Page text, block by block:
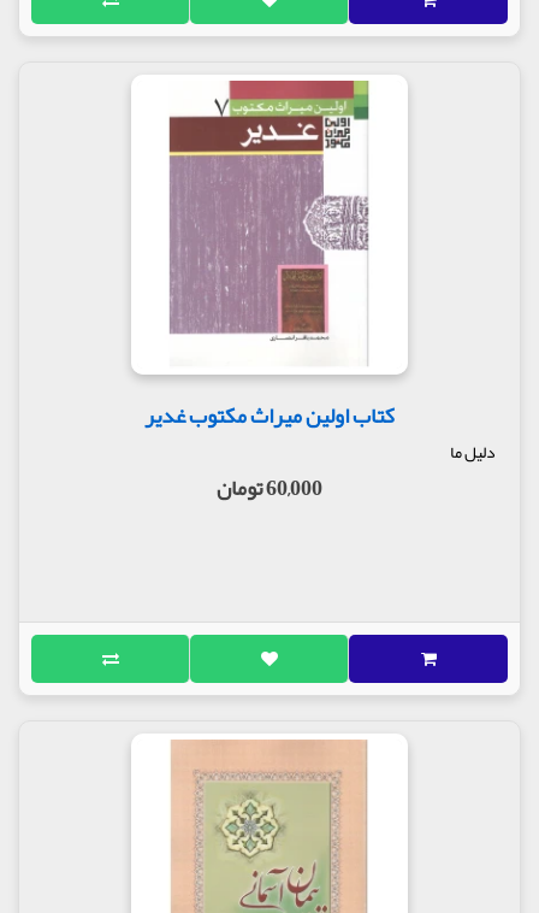
کتاب اولین میراث مکتوب غدیر
دلیل ما
60,000 تومان